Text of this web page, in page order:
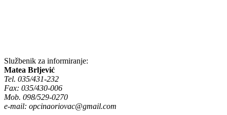
Službenik za informiranje:
Matea Brljević
Tel. 035/431-232
Fax: 035/430-006
Mob. 098/529-0270
e-mail: opcinaoriovac@gmail.com